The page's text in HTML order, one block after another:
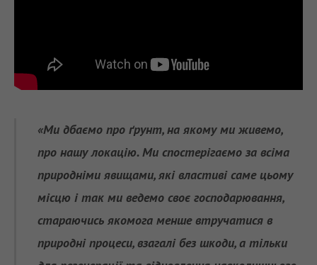
«Ми дбаємо про ґрунт, на якому ми живемо,
про нашу локацію. Ми спостерігаємо за всіма
природніми явищами, які властиві саме цьому
місцю і так ми ведемо своє господарювання,
стараючись якомога менше втручатися в
природні процеси, взагалі без шкоди, а тільки